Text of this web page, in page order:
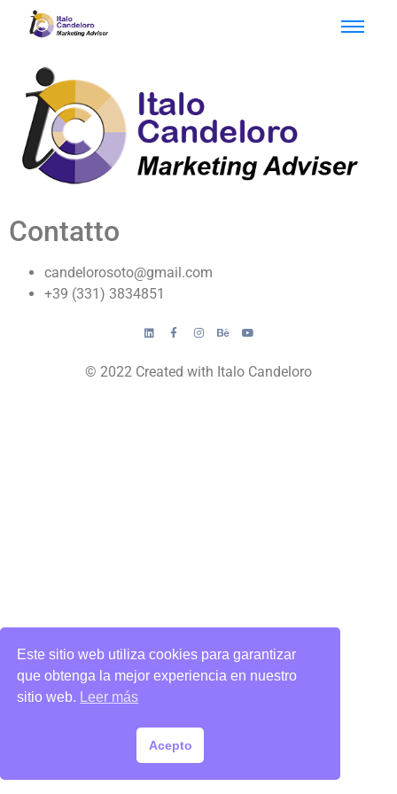
Contatto
candelorosoto@gmail.com
+39 (331) 3834851
© 2022 Created with Italo Candeloro
Este sitio web utiliza cookies para garantizar
que obtenga la mejor experiencia en nuestro
sitio web.
Leer más
Acepto